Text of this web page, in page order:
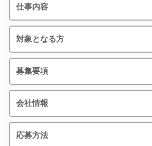
仕事内容
対象となる方
募集要項
会社情報
応募方法